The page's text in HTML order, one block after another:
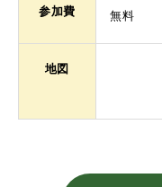
参加費 無料
地図